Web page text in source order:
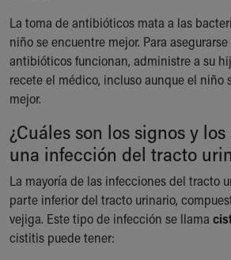
Make an Appointment
Breastfeeding Medicine
Child Passenger Safety
Safe Sleep for Babies
Who We Are
Building a Brighter Future
Our Mission, Vision, Promise
Calendar of Events
Community Mission
Connect With Us
La toma de antibióticos mata a las
niño se encuentre mejor. Para
antibióticos funcionan, administre a su
recete el médico, incluso aunque el niño
mejor.
¿Cuáles son los signos y
una infección del tracto
La mayoría de las infecciones del tracto
parte inferior del tracto urinario,
vejiga. Este tipo de infección se llama
cistitis puede tener: